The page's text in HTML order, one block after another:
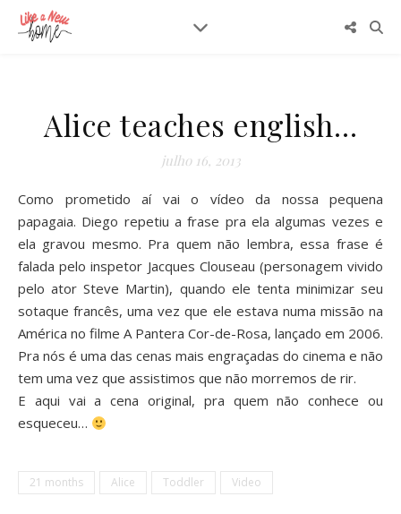
Alice teaches english…
julho 16, 2013
Como prometido aí vai o vídeo da nossa pequena
papagaia. Diego repetiu a frase pra ela algumas vezes e
ela gravou mesmo. Pra quem não lembra, essa frase é
falada pelo inspetor Jacques Clouseau (personagem vivido
pelo ator Steve Martin), quando ele tenta minimizar seu
sotaque francês, uma vez que ele estava numa missão na
América no filme A Pantera Cor-de-Rosa, lançado em 2006.
Pra nós é uma das cenas mais engraçadas do cinema e não
tem uma vez que assistimos que não morremos de rir.
E aqui vai a cena original, pra quem não conhece ou
esqueceu…
21 months Alice Toddler Video